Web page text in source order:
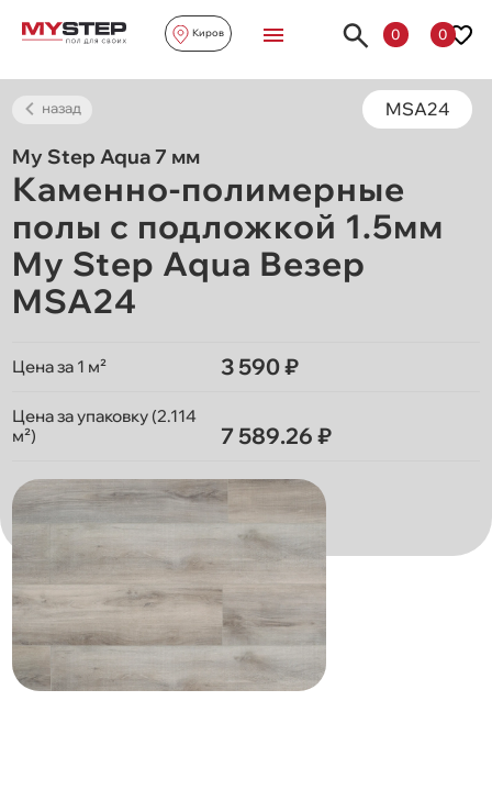
Киров 0 0
назад MSA24
My Step Aqua 7 мм
Каменно-полимерные
полы с подложкой 1.5мм
My Step Aqua Везер
MSA24
Цена за 1 м² 3 590 ₽
Цена за упаковку (2.114
м²)
7 589.26 ₽